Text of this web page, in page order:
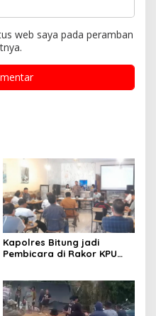
web saya pada peramban
Kapolres Bitung jadi
Pembicara di Rakor KPU